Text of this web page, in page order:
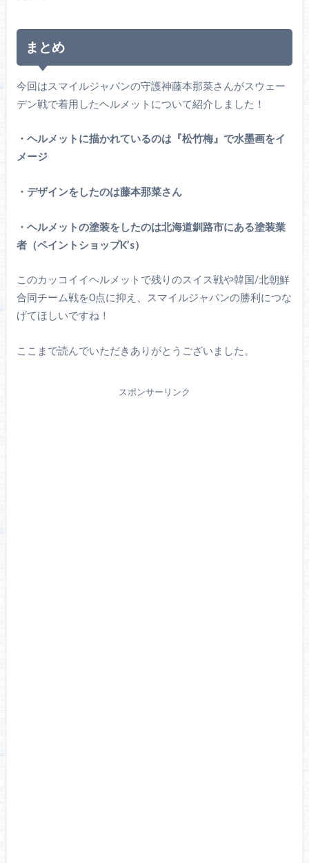
まとめ
今回はスマイルジャパンの守護神藤本那菜さんがスウェー
デン戦で着用したヘルメットについて紹介しました！
・ヘルメットに描かれているのは『松竹梅』で水墨画をイ
メージ
・デザインをしたのは藤本那菜さん
・ヘルメットの塗装をしたのは北海道釧路市にある塗装業
者（ペイントショップK’s）
このカッコイイヘルメットで残りのスイス戦や韓国/北朝鮮
合同チーム戦を0点に抑え、スマイルジャパンの勝利につな
げてほしいですね！
ここまで読んでいただきありがとうございました。
スポンサーリンク